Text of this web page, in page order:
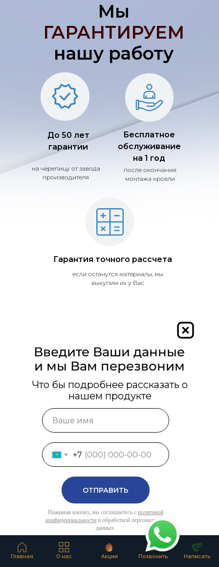
Главная О нас Акции Позвонить Написать
Мы
ГАРАНТИРУЕМ
нашу работу
До 50 лет
гарантии
на черепицу от завода
производителя
Бесплатное
обслуживание
на 1 год
после окончания
монтажа кровли
Гарантия точного рассчета
если останутся материалы, мы
выкупим их у Вас
Введите Ваши данные
и мы Вам перезвоним
Что бы подробнее рассказать о
нашем продукте
+7
ОТПРАВИТЬ
Нажимая кнопку, вы соглашаетесь с политикой
конфиденциальности и обработкой персональных
данных.